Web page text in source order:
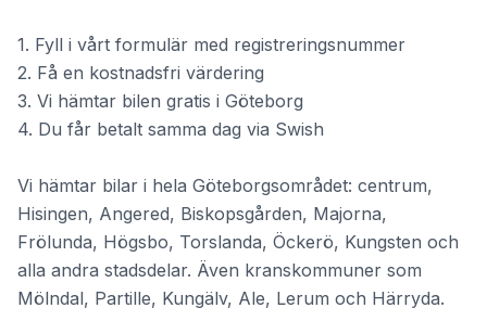
1. Fyll i vårt formulär med registreringsnummer
2. Få en kostnadsfri värdering
3. Vi hämtar bilen gratis i Göteborg
4. Du får betalt samma dag via Swish
Vi hämtar bilar i hela Göteborgsområdet: centrum,
Hisingen, Angered, Biskopsgården, Majorna,
Frölunda, Högsbo, Torslanda, Öckerö, Kungsten och
alla andra stadsdelar. Även kranskommuner som
Mölndal, Partille, Kungälv, Ale, Lerum och Härryda.